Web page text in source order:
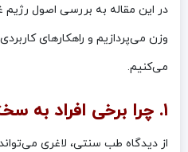
در این مقاله به بررسی اصول
وزن می‌پردازیم و راهکارهای
می‌کنیم.
۱. چرا برخی افراد به سختی وزن می‌گیرند؟
از دیدگاه طب سنتی، لاغری